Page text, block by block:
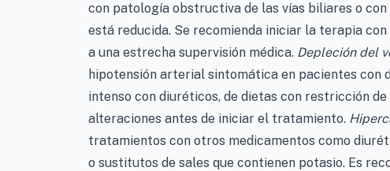
con patología obstructiva de las vías biliares o
está reducida. Se recomienda iniciar la terapia
a una estrecha supervisión médica. Depleción del
hipotensión arterial sintomática en pacientes con
intenso con diuréticos, de dietas con restricción
alteraciones antes de iniciar el tratamiento.
tratamientos con otros medicamentos como
o sustitutos de sales que contienen potasio. Es